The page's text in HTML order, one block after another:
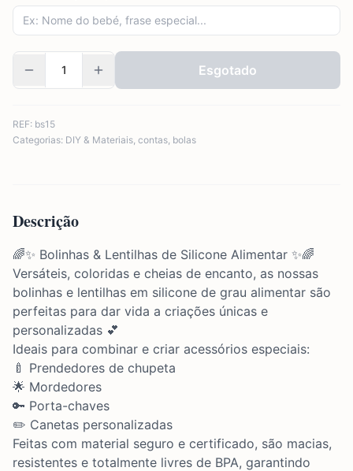
Esgotado
REF: bs15
Categorias: DIY & Materiais, contas, bolas
Descrição
🌈✨ Bolinhas & Lentilhas de Silicone Alimentar ✨🌈
Versáteis, coloridas e cheias de encanto, as nossas
bolinhas e lentilhas em silicone de grau alimentar são
perfeitas para dar vida a criações únicas e
personalizadas 💕
Ideais para combinar e criar acessórios especiais:
🍼 Prendedores de chupeta
🌟 Mordedores
🔑 Porta-chaves
✏️ Canetas personalizadas
Feitas com material seguro e certificado, são macias,
resistentes e totalmente livres de BPA, garantindo